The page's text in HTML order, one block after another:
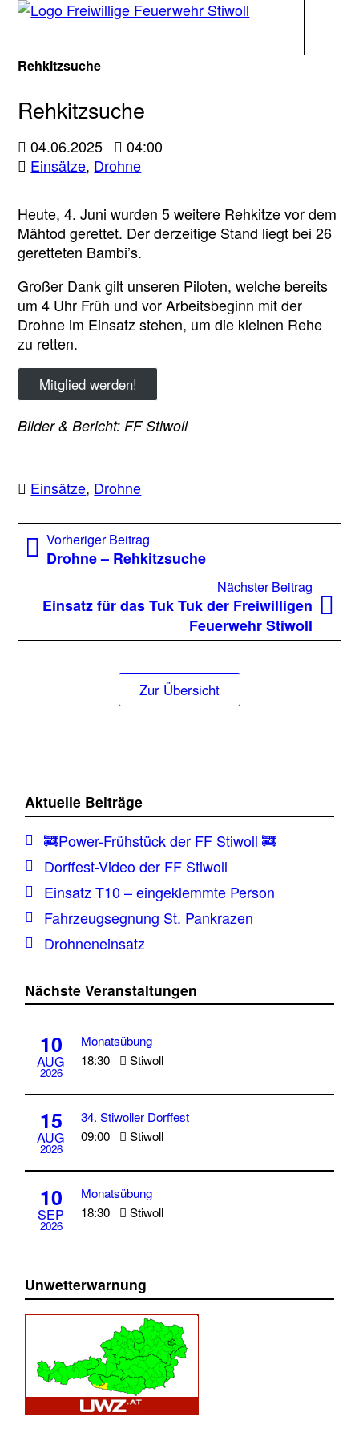
Rehkitzsuche
Rehkitzsuche
04.06.2025
04:00
Einsätze, Drohne
Heute, 4. Juni wurden 5 weitere Rehkitze vor dem
Mähtod gerettet. Der derzeitige Stand liegt bei 26
geretteten Bambi’s.
Großer Dank gilt unseren Piloten, welche bereits
um 4 Uhr Früh und vor Arbeitsbeginn mit der
Drohne im Einsatz stehen, um die kleinen Rehe
zu retten.
Mitglied werden!
Bilder & Bericht: FF Stiwoll
Einsätze, Drohne
Beitragsnavigation
Vorheriger Beitrag
Beitrag:
Drohne – Rehkitzsuche
Nächster Beitrag
Einsatz für das Tuk Tuk der Freiwilligen
Feuerwehr Stiwoll
Zur Übersicht
Aktuelle Beiträge
🚒Power-Frühstück der FF Stiwoll 🚒
Dorffest-Video der FF Stiwoll
Einsatz T10 – eingeklemmte Person
Fahrzeugsegnung St. Pankrazen
Drohneneinsatz
Nächste Veranstaltungen
10
AUG
2026
Monatsübung
18:30
Stiwoll
15
AUG
2026
34. Stiwoller Dorffest
09:00
Stiwoll
10
SEP
2026
Monatsübung
18:30
Stiwoll
Unwetterwarnung